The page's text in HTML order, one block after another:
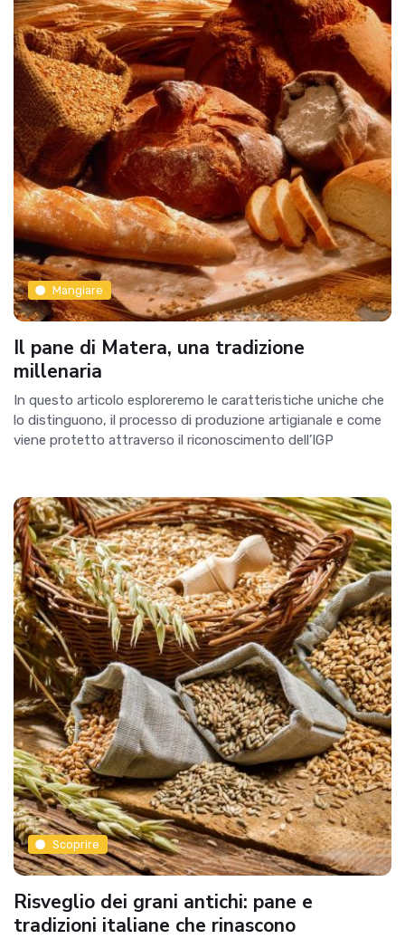
Mangiare
Il pane di Matera, una tradizione
millenaria
In questo articolo esploreremo le caratteristiche uniche che
lo distinguono, il processo di produzione artigianale e come
viene protetto attraverso il riconoscimento dell’IGP
Scoprire
Risveglio dei grani antichi: pane e
tradizioni italiane che rinascono